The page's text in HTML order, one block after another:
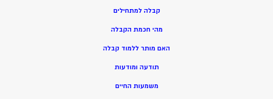
קבלה למתחילים
מהי חכמת הקבלה
האם מותר ללמוד קבלה
תודעה ומודעות
משמעות החיים